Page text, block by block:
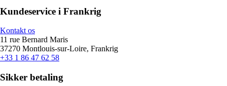
Kundeservice i Frankrig
Kontakt os
11 rue Bernard Maris
37270 Montlouis-sur-Loire, Frankrig
+33 1 86 47 62 58
Sikker betaling